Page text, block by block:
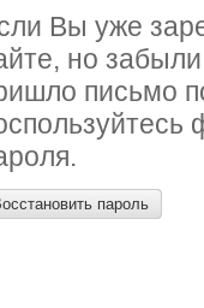
Вы уже
но
письмо
пароль